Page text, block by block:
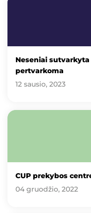
Neseniai
pertvarkoma
12 sausio, 2023
CUP prekybos
04 gruodžio, 2022